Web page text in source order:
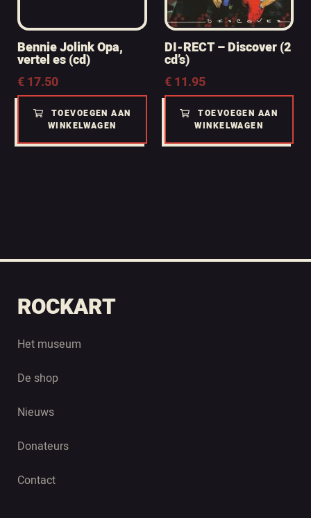
Bennie Jolink Opa,
vertel es (cd)
€17.50
TOEVOEGEN AAN
WINKELWAGEN
DI-RECT – Discover (2
cd’s)
€11.95
TOEVOEGEN AAN
WINKELWAGEN
ROCKART
Het museum
De shop
Nieuws
Donateurs
Contact